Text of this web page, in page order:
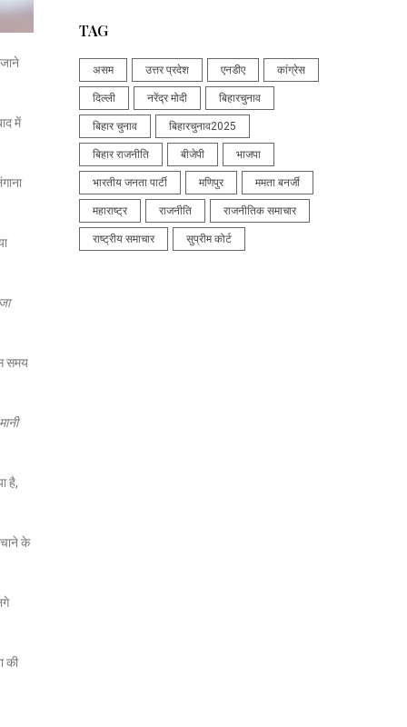
में
समय
है,
के
की
TAG
असम उत्तर प्रदेश एनडीए कांग्रेस
दिल्ली नरेंद्र मोदी बिहारचुनाव
बिहार चुनाव बिहारचुनाव2025
बिहार राजनीति बीजेपी भाजपा
भारतीय जनता पार्टी मणिपुर ममता बनर्जी
महाराष्ट्र राजनीति राजनीतिक समाचार
राष्ट्रीय समाचार सुप्रीम कोर्ट